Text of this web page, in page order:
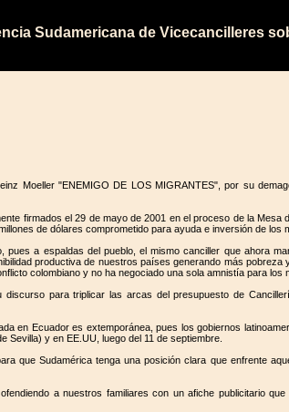
Sudamericana de Vicecancilleres
Moeller "ENEMIGO DE LOS MIGRANTES", por su
firmados el 29 de mayo de 2001 en el proceso de la
de dólares comprometido para ayuda e inversión de los
a espaldas del pueblo, el mismo canciller que ahora
productiva de nuestros países generando más
colombiano y no ha negociado una sola amnistía para los
para triplicar las arcas del presupuesto de
en Ecuador es extemporánea, pues los gobiernos
y en EE.UU, luego del 11 de septiembre.
que Sudamérica tenga una posición clara que enfrente
a nuestros familiares con un afiche publicitario